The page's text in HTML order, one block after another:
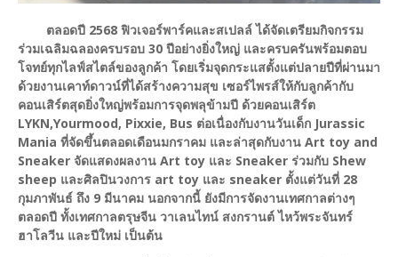
ตลอดปี 2568 ฟิวเจอร์พาร์คและสเปลล์ ได้จัดเตรียมกิจกรรม
ร่วมเฉลิมฉลองครบรอบ 30 ปีอย่างยิ่งใหญ่ และครบครันพร้อมตอบ
โจทย์ทุกไลฟ์สไตล์ของลูกค้า โดยเริ่มจุดกระแสตั้งแต่ปลายปีที่ผ่านมา
ด้วยงานเคาท์ดาวน์ที่ได้สร้างความสุข เซอร์ไพรส์ให้กับลูกค้ากับ
คอนเสิร์ตสุดยิ่งใหญ่พร้อมการจุดพลุข้ามปี ด้วยคอนเสิร์ต
LYKN,Yourmood, Pixxie, Bus ต่อเนื่องกับงานวันเด็ก Jurassic
Mania ที่จัดขึ้นตลอดเดือนมกราคม และล่าสุดกับงาน Art toy and
Sneaker จัดแสดงผลงาน Art toy และ Sneaker ร่วมกับ Shew
sheep และศิลปินวงการ art toy และ sneaker ตั้งแต่วันที่ 28
กุมภาพันธ์ ถึง 9 มีนาคม นอกจากนี้ ยังมีการจัดงานเทศกาลต่างๆ
ตลอดปี ทั้งเทศกาลตรุษจีน วาเลนไทน์ สงกรานต์ ไหว้พระจันทร์
ฮาโลวีน และปีใหม่ เป็นต้น